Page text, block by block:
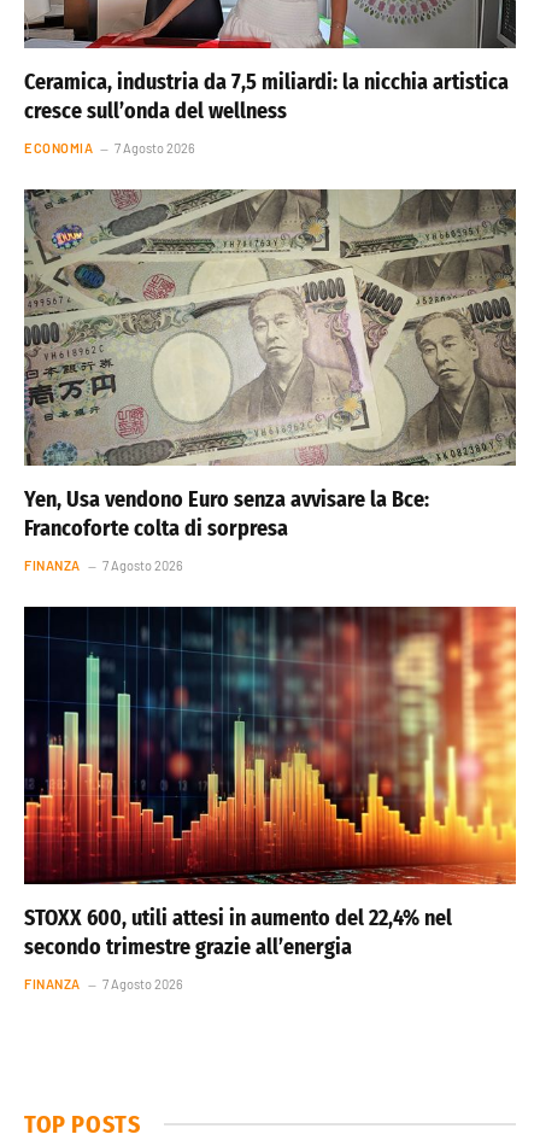
Ceramica, industria da 7,5 miliardi: la nicchia artistica
cresce sull’onda del wellness
ECONOMIA 7 Agosto 2026
Yen, Usa vendono Euro senza avvisare la Bce:
Francoforte colta di sorpresa
FINANZA 7 Agosto 2026
STOXX 600, utili attesi in aumento del 22,4% nel
secondo trimestre grazie all’energia
FINANZA 7 Agosto 2026
TOP POSTS